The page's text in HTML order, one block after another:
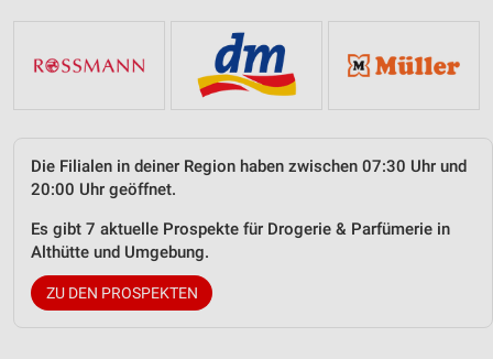
Die Filialen in deiner Region haben zwischen 07:30 Uhr und
20:00 Uhr geöffnet.
Es gibt 7 aktuelle Prospekte für Drogerie & Parfümerie in
Althütte und Umgebung.
ZU DEN PROSPEKTEN